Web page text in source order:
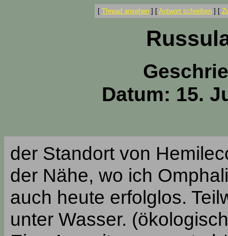
[ Thread ansehen] [ Antwort schreiben] [
Datum: 15.
der Standort von
der Nähe, wo ich
auch heute erfolglos.
unter Wasser.